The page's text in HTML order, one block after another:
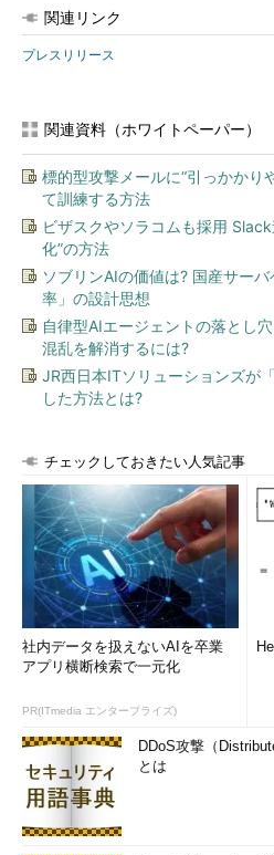
関連リンク
プレスリリース
関連資料（ホワイトペーパー）
標的型攻撃メールに“引っかかり
て訓練する方法
ビザスクやソラコムも採用
化”の方法
ソブリンAIの価値は? 国産サー
率」の設計思想
自律型AIエージェントの落とし
混乱を解消するには?
JR西日本ITソリューションズが
した方法とは?
チェックしておきたい人気記事
社内データを扱えないAIを卒業
アプリ横断検索で一元化
PR(ITmedia エンタープライズ)
DDoS攻撃（
とは